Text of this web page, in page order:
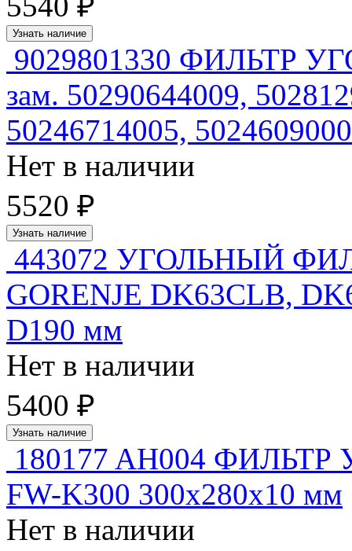
Узнать наличие
9029801330 ФИЛЬТР
зам. 50290644009,
50246714005,
Нет в наличии
5520 ₽
Узнать наличие
443072 УГОЛЬНЫЙ
GORENJE DK63CLB,
D190 мм
Нет в наличии
5400 ₽
Узнать наличие
180177 AH004
FW-K300 300x280x10 мм
Нет в наличии